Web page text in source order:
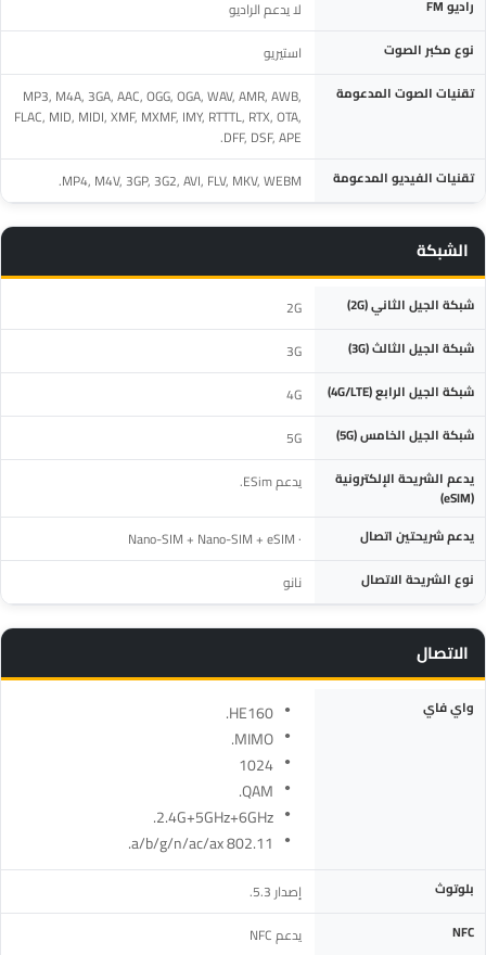
راديو FM لا يدعم الراديو
نوع مكبر الصوت استيريو
تقنيات الصوت المدعومة
MP3, M4A, 3GA, AAC, OGG, OGA, WAV, AMR, AWB,
FLAC, MID, MIDI, XMF, MXMF, IMY, RTTTL, RTX, OTA,
DFF, DSF, APE.
تقنيات الفيديو المدعومة MP4, M4V, 3GP, 3G2, AVI, FLV, MKV, WEBM.
الشبكة
المواصفة التفاصيل
شبكة الجيل الثاني (2G) 2G
شبكة الجيل الثالث (3G) 3G
شبكة الجيل الرابع (4G/LTE) 4G
شبكة الجيل الخامس (5G) 5G
يدعم الشريحة الإلكترونية
(eSIM)
يدعم ESim.
يدعم شريحتين اتصال · Nano-SIM + Nano-SIM + eSIM
نوع الشريحة الاتصال نانو
الاتصال
المواصفة
واي فاي
HE160.
MIMO.
1024
QAM.
2.4G+5GHz+6GHz.
802.11 a/b/g/n/ac/ax.
بلوتوث إصدار 5.3.
NFC يدعم NFC